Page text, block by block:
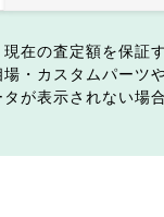
在の査定額を保証
・カスタムパーツ
が表示されない場